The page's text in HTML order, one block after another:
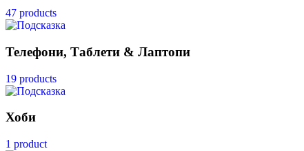
47 products
Телефони, Таблети & Лаптопи
19 products
Хоби
1 product